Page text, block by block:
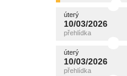
úterý
10/03/2026
úterý
10/03/2026
úterý
10/03/2026
úterý
10/03/2026